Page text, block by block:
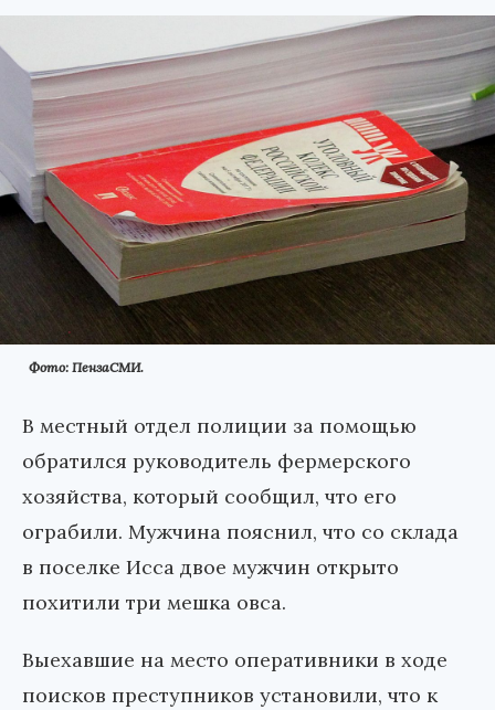
Фото: ПензаСМИ.
В местный отдел полиции за помощью
обратился руководитель фермерского
хозяйства, который сообщил, что его
ограбили. Мужчина пояснил, что со склада
в поселке Исса двое мужчин открыто
похитили три мешка овса.
Выехавшие на место оперативники в ходе
поисков преступников установили, что к